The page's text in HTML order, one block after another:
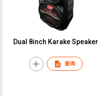
Dual 8inch Karake Speaker
查询